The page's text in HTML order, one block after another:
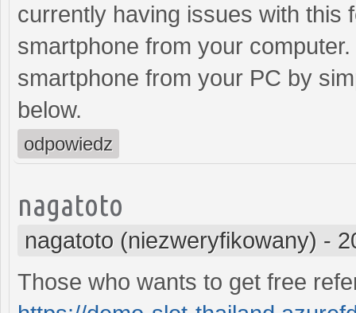
currently having issues with this
smartphone from your
smartphone from your PC by
below.
odpowiedz
nagatoto
nagatoto (niezweryfikowany) -
Those who wants to get free